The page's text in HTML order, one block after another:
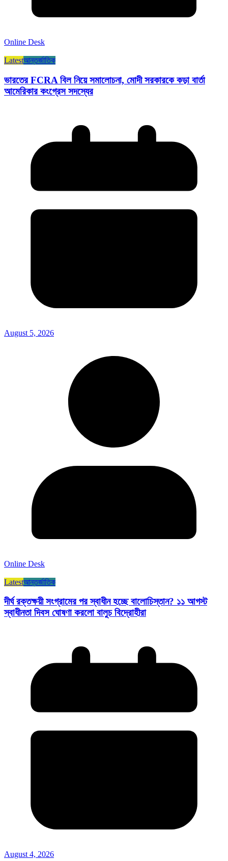
Online Desk
Latestআন্তর্জাতিক
ভারতের FCRA বিল নিয়ে সমালোচনা, মোদী সরকারকে কড়া বার্তা
আমেরিকার কংগ্রেস সদস্যের
August 5, 2026
Online Desk
Latestআন্তর্জাতিক
দীর্ঘ রক্তক্ষয়ী সংগ্রামের পর স্বাধীন হচ্ছে বালোচিস্তান? ১১ আগস্ট
স্বাধীনতা দিবস ঘোষণা করলো বালুচ বিদ্রোহীরা
August 4, 2026